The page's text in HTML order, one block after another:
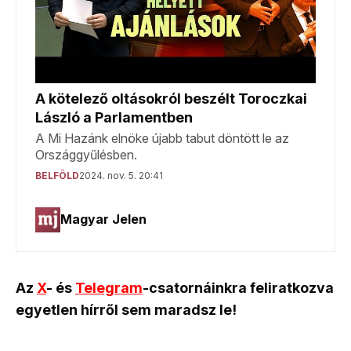
Az X- és Telegram-csatornáinkra feliratkozva
egyetlen hírről sem maradsz le!